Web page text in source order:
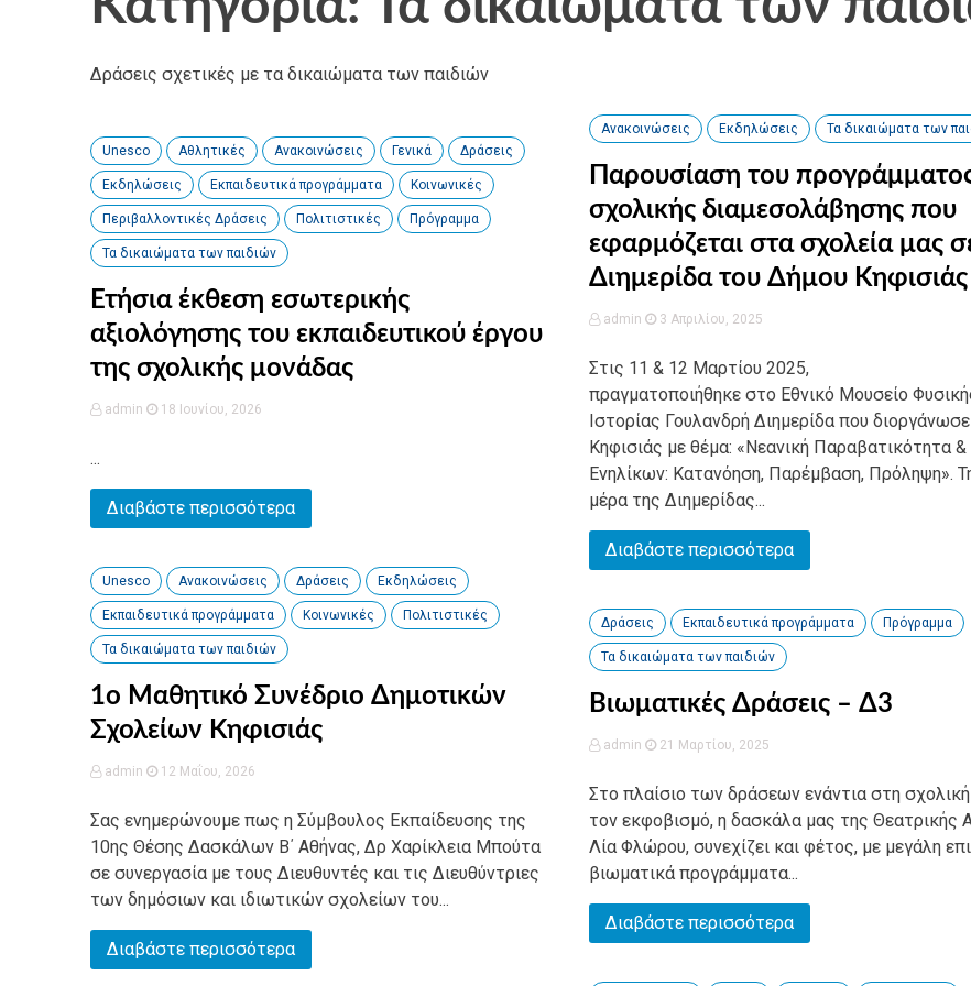
Δράσεις σχετικές με τα δικαιώματα των παιδιών
Unesco Αθλητικές Ανακοινώσεις Γενικά Δράσεις
Εκδηλώσεις Εκπαιδευτικά προγράμματα Κοινωνικές
Περιβαλλοντικές Δράσεις Πολιτιστικές Πρόγραμμα
Τα δικαιώματα των παιδιών
Ετήσια έκθεση εσωτερικής
αξιολόγησης του εκπαιδευτικού έργου
της σχολικής μονάδας
admin 18 Ιουνίου, 2026
...
Διαβάστε περισσότερα
Unesco Ανακοινώσεις Δράσεις Εκδηλώσεις
Εκπαιδευτικά προγράμματα Κοινωνικές Πολιτιστικές
Τα δικαιώματα των παιδιών
1ο Μαθητικό Συνέδριο Δημοτικών
Σχολείων Κηφισιάς
admin 12 Μαΐου, 2026
Σας ενημερώνουμε πως η Σύμβουλος Εκπαίδευσης της
10ης Θέσης Δασκάλων Β΄ Αθήνας, Δρ Χαρίκλεια Μπούτα
σε συνεργασία με τους Διευθυντές και τις Διευθύντριες
των δημόσιων και ιδιωτικών σχολείων του...
Διαβάστε περισσότερα
Ανακοινώσεις Εκδηλώσεις Τα δικαιώματα των
Παρουσίαση του
σχολικής διαμεσολάβησης που
εφαρμόζεται στα σχολεία μας
Διημερίδα του Δήμου Κηφισιάς
admin 3 Απριλίου, 2025
Στις 11 & 12 Μαρτίου 2025,
πραγματοποιήθηκε στο Εθνικό Μουσείο
Ιστορίας Γουλανδρή Διημερίδα που
Κηφισιάς με θέμα: «Νεανική Παραβατικότητα &
Ενηλίκων: Κατανόηση, Παρέμβαση, Πρόληψη».
μέρα της Διημερίδας...
Διαβάστε περισσότερα
Δράσεις Εκπαιδευτικά προγράμματα Πρόγραμμα
Τα δικαιώματα των παιδιών
Βιωματικές Δράσεις – Δ3
admin 21 Μαρτίου, 2025
Στο πλαίσιο των δράσεων ενάντια στη σχολική
τον εκφοβισμό, η δασκάλα μας της Θεατρικής
Λία Φλώρου, συνεχίζει και φέτος, με μεγάλη
βιωματικά προγράμματα...
Διαβάστε περισσότερα